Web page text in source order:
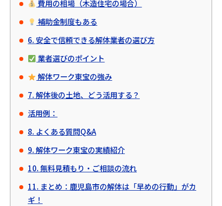
費用の相場（木造住宅の場合）
補助金制度もある
6. 安全で信頼できる解体業者の選び方
業者選びのポイント
解体ワーク東宝の強み
7. 解体後の土地、どう活用する？
活用例：
8. よくある質問Q&A
9. 解体ワーク東宝の実績紹介
10. 無料見積もり・ご相談の流れ
11. まとめ：鹿児島市の解体は「早めの行動」がカ
ギ！